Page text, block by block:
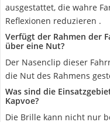
ausgestattet, die wahre
Reflexionen reduzieren .
Verfügt der Rahmen der
über eine Nut?
Der Nasenclip dieser
die Nut des Rahmens
Was sind die
Kapvoe?
Die Brille kann nicht nur